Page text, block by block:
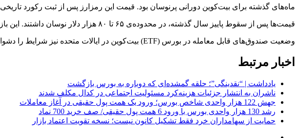
ماه‌های گذشته برای بیت‌کوین دورانی پرنوسان بود. قیمت این رمزارز پس از ثبت رکورد تاریخی ۱۲۶ هزار و ۸۰ دلار، در تاریخ ۱۸ مهر ۱۴۰۴ دچار سقوط ناگهانی شد.
قیمت‌ها پس از سقوط پاییز سال گذشته، در محدوده‌ی ۶۵ تا ۸۰ هزار دلار نوسان داشتند. این بازه‌ی قیمتی صبر سرمایه‌گذاران را به چالش کشید.
وضعیت صندوق‌های قابل معامله در بورس (ETF) بیت‌کوین در ایالات متحده نیز شرایط را دشوار کرد. داده‌های آماری نشان‌دهنده‌ی خروج سرمایه از این صندوق‌ها است.
اخبار مرتبط
یادداشت | “نقدینگی”؛ حلقه گمشده‌ای که دوباره به بورس بازگشت
ناشران به انتشار جزئیات هزینه‌کرد مسئولیت اجتماعی در کدال مکلف شدند
جهش 122 هزار واحدی شاخص بورس؛ ورود یک همت پول حقیقی در آغاز معاملات
رشد 130 هزار واحدی بورس با ورود 6 همت پول حقیقی/ صف خرید 700 نماد
حمایت از سهامداران خرد فقط تشکیل کانون نیست؛ نسخه تقویت اعتماد بازار